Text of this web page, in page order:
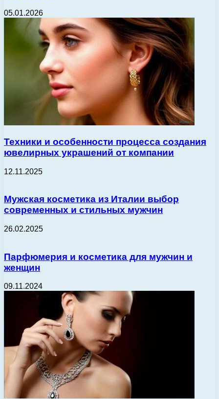
05.01.2026
Техники и особенности процесса создания
ювелирных украшений от компании
12.11.2025
Мужская косметика из Италии выбор
современных и стильных мужчин
26.02.2025
Парфюмерия и косметика для мужчин и
женщин
09.11.2024